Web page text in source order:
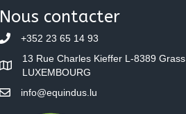
navigation
Nous contacter
+352 23 65 14 93
13 Rue Charles Kieffer L-8389 Grass
LUXEMBOURG
info@equindus.lu